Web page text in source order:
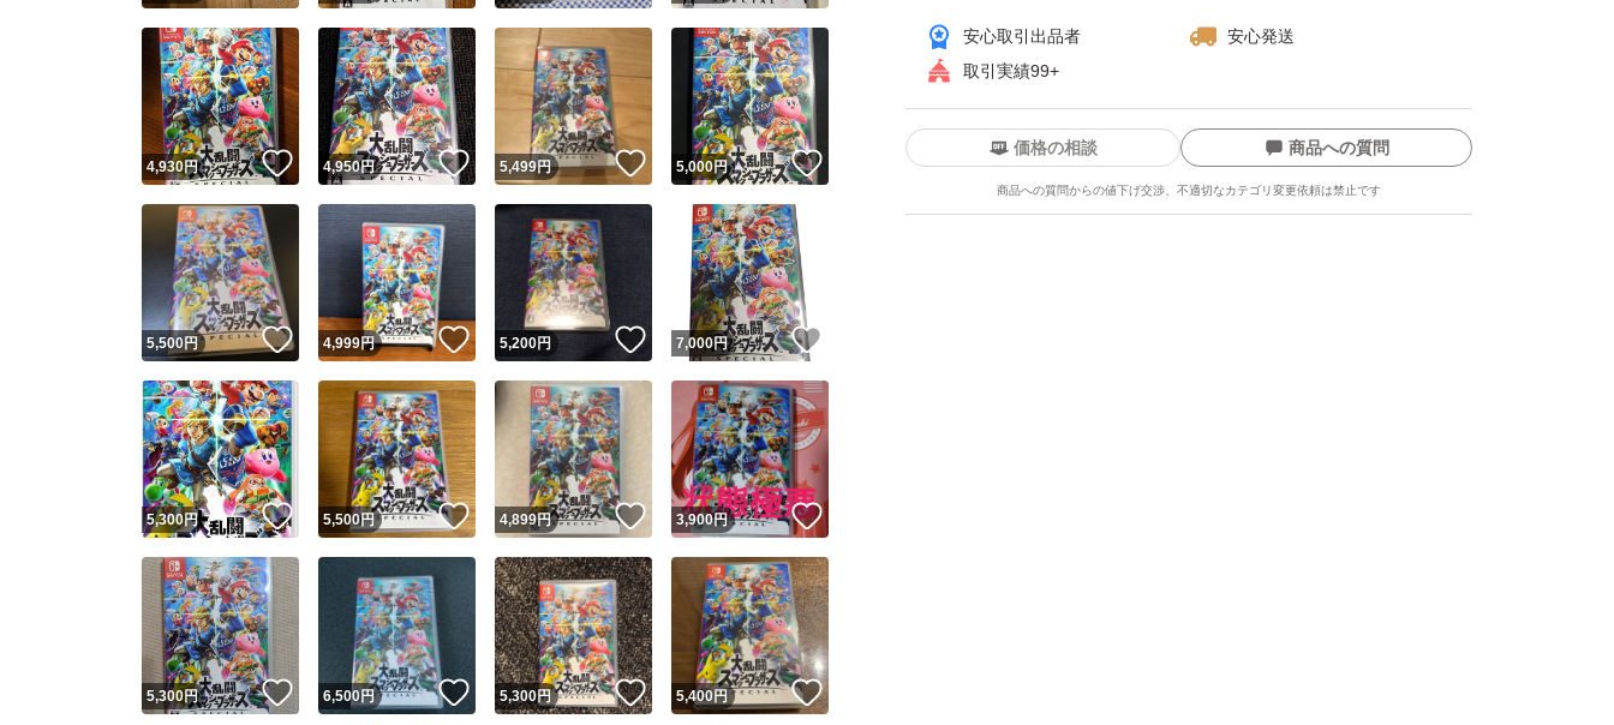
安心取引出品者
安心発送
取引実績99+
ユーザーの実績について
Yahoo!フリマが定めた一定の基準を満たしたユーザーにバッジを付与しています
安心取引出品者
安心取引出品者 Yahoo!フリマの基準をクリアした安心・安全なユーザーです
取引実績
取引実績◯+ このユーザーはYahoo!フリマの取引を完了させた実績があります
他フリマ実績◯+ このユーザーは他フリマサービスでの取引実績があります
スピード&安心発送
※このバッジは実績に基づく表示であり、発送を保証しているものではありません
スピード＆安心発送
このユーザーは高頻度で24時間以内＆設定した発送日数内に発送してい
ます
価格の相談 商品への質問
商品への質問からの値下げ交渉、不適切なカテゴリ変更依頼は禁止です
この商品の情報をコピーします
商品画像の無断転載は禁止されています
コピーは1商品につき1回です
出品ページへ
キャンセル
4,930円 いいね！
4,950円 いいね！
5,499円 いいね！
5,000円
5,500円 いいね！
4,999円 いいね！
5,200円 いいね！
7,000円
5,300円 いいね！
5,500円 いいね！
4,899円 いいね！
3,900円 いいね！
5,300円 いいね！
6,500円 いいね！
5,300円 いいね！
5,400円 いいね！